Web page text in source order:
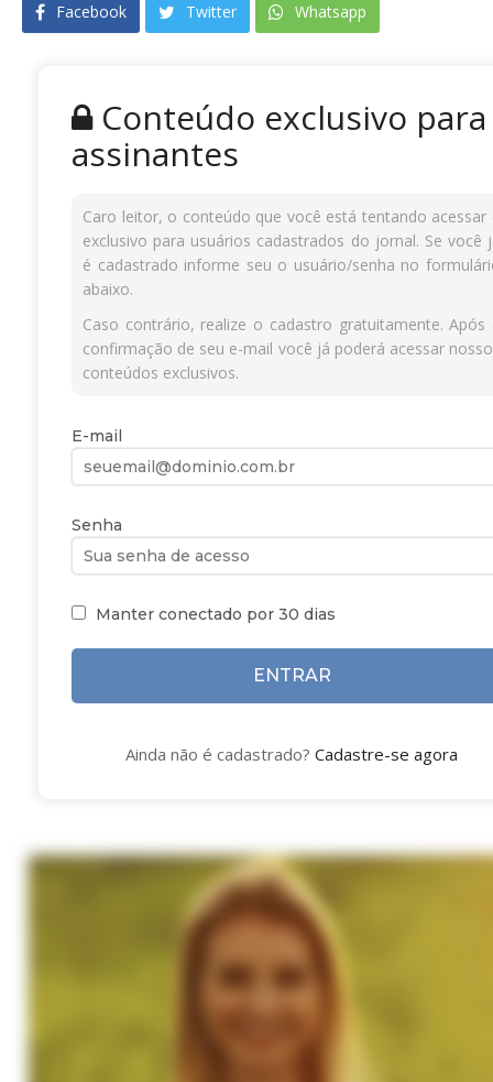
Facebook Twitter Whatsapp
Conteúdo exclusivo para
assinantes
Caro leitor, o conteúdo que você está tentando acessar
exclusivo para usuários cadastrados do jornal. Se você
é cadastrado informe seu o usuário/senha no
abaixo.
Caso contrário, realize o cadastro gratuitamente. Após
confirmação de seu e-mail você já poderá acessar
conteúdos exclusivos.
E-mail
Senha
Manter conectado por 30 dias
ENTRAR
Ainda não é cadastrado? Cadastre-se agora